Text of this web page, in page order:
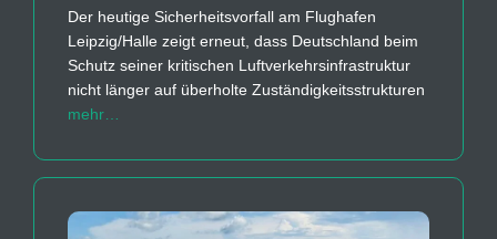
Der heutige Sicherheitsvorfall am Flughafen
Leipzig/Halle zeigt erneut, dass Deutschland beim
Schutz seiner kritischen Luftverkehrsinfrastruktur
nicht länger auf überholte Zuständigkeitsstrukturen
mehr…